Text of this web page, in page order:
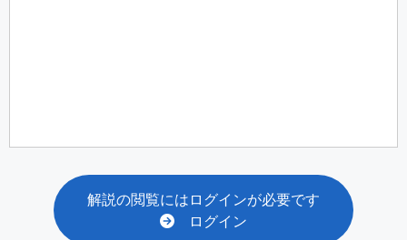
解説の閲覧にはログインが必要です
ログイン